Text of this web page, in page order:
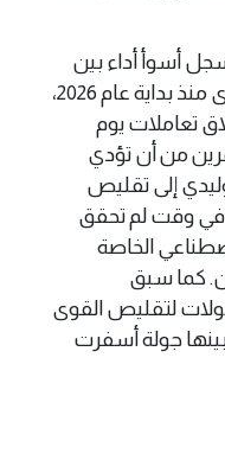
أسوأ أداء بين
أسهم شركات التكنولوجيا الكبرى منذ بداية عام 2026،
حتى إغلاق تعاملات يوم
من أن تؤدي
إلى تقليص
في وقت لم تحقق
الخاصة
كما سبق
لتقليص القوى
جولة أسفرت